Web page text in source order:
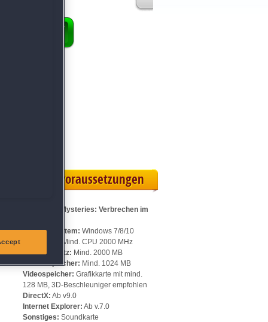
Systemvoraussetzungen
Für Family Mysteries: Verbrechen im
Betriebssystem: Windows 7/8/10
Mind. CPU 2000 MHz
Speicherplatz: Mind. 2000 MB
Arbeitsspeicher: Mind. 1024 MB
Videospeicher: Grafikkarte mit mind.
128 MB, 3D-Beschleuniger empfohlen
DirectX: Ab v9.0
Internet Explorer: Ab v.7.0
Sonstiges: Soundkarte